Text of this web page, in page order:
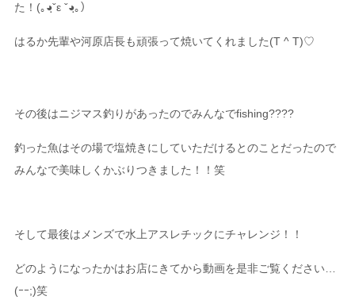
た！(｡◕ฺˇε ˇ◕ฺ｡）
はるか先輩や河原店長も頑張って焼いてくれました(T ^ T)♡
その後はニジマス釣りがあったのでみんなでfishing????
釣った魚はその場で塩焼きにしていただけるとのことだったので
みんなで美味しくかぶりつきました！！笑
そして最後はメンズで水上アスレチックにチャレンジ！！
どのようになったかはお店にきてから動画を是非ご覧ください…
(ｰｰ;)笑